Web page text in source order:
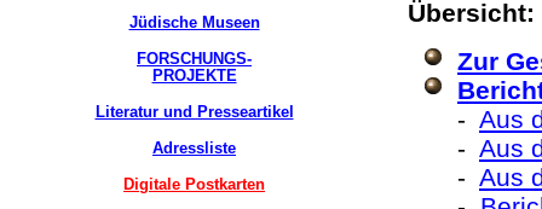
Jüdische Museen
FORSCHUNGS-
PROJEKTE
Literatur und Presseartikel
Adressliste
Digitale Postkarten
Übersicht:
Zur
- Aus
- Aus
- Aus